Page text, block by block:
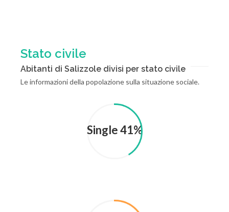
Stato civile
Abitanti di Salizzole divisi per stato civile
Le informazioni della popolazione sulla situazione sociale.
Single 41%